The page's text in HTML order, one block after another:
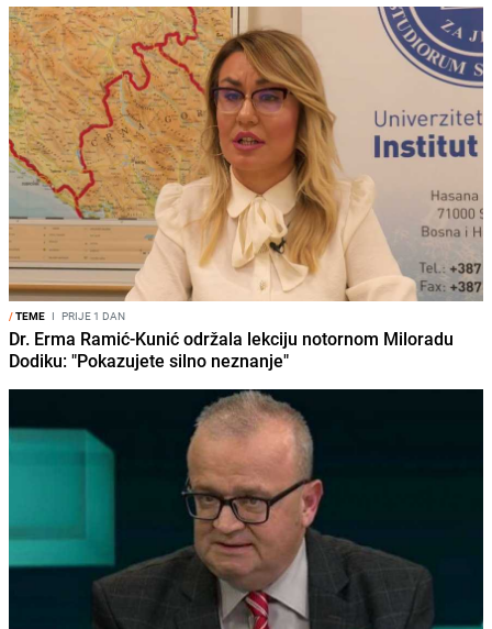
/TEME I PRIJE 1 DAN
Dr. Erma Ramić-Kunić održala lekciju notornom Miloradu
Dodiku: "Pokazujete silno neznanje"